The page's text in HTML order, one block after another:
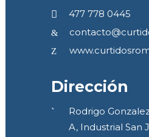
477 778 0445
Dirección
Rodrigo
A, Industrial San